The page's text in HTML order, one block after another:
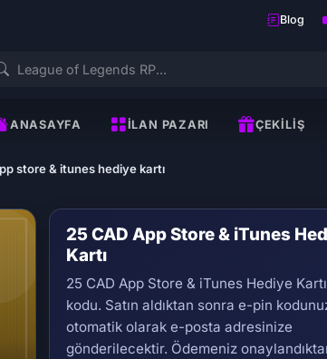
Blog
ANASAYFA İLAN PAZARI ÇEKILIŞ
store & itunes hediye kartı
25 CAD App Store & iTunes
Kartı
25 CAD App Store & iTunes Hediye
kodu. Satın aldıktan sonra e-pin
otomatik olarak e-posta adresinize
gönderilecektir. Ödemeniz